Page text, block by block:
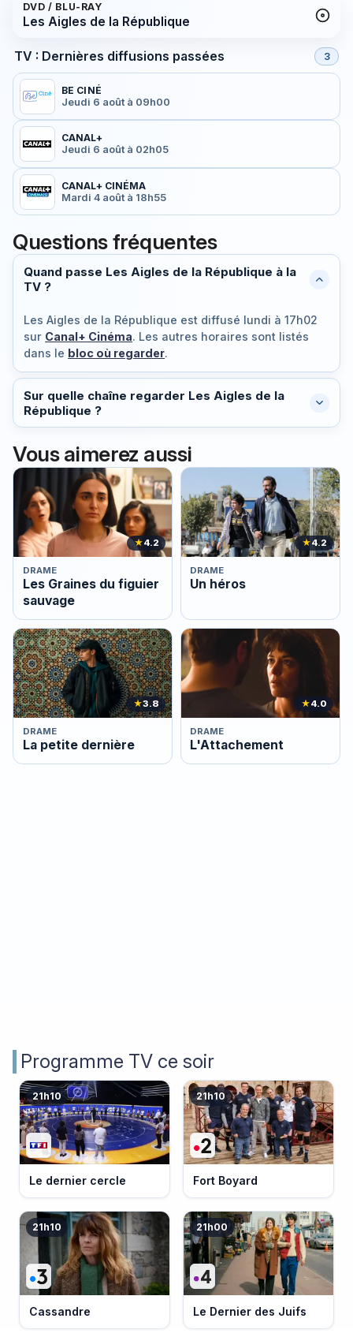
DVD / BLU-RAY
Les Aigles de la République
TV : Dernières diffusions passées 3
BE CINÉ
Jeudi 6 août à 09h00
CANAL+
Jeudi 6 août à 02h05
CANAL+ CINÉMA
Mardi 4 août à 18h55
Questions fréquentes
Quand passe Les Aigles de la République à la
TV ?
Les Aigles de la République est diffusé lundi à 17h02
sur Canal+ Cinéma. Les autres horaires sont listés
dans le bloc où regarder.
Sur quelle chaîne regarder Les Aigles de la
République ?
Vous aimerez aussi
★4.2
DRAME
Les Graines du figuier
sauvage
★4.2
DRAME
Un héros
★3.8
DRAME
La petite dernière
★4.0
DRAME
L'Attachement
Programme TV ce soir
21h10
Le dernier cercle
21h10
Fort Boyard
21h10
Cassandre
21h00
Le Dernier des Juifs